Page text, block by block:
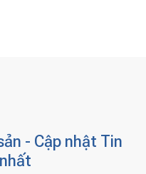
- Cập nhật Tin